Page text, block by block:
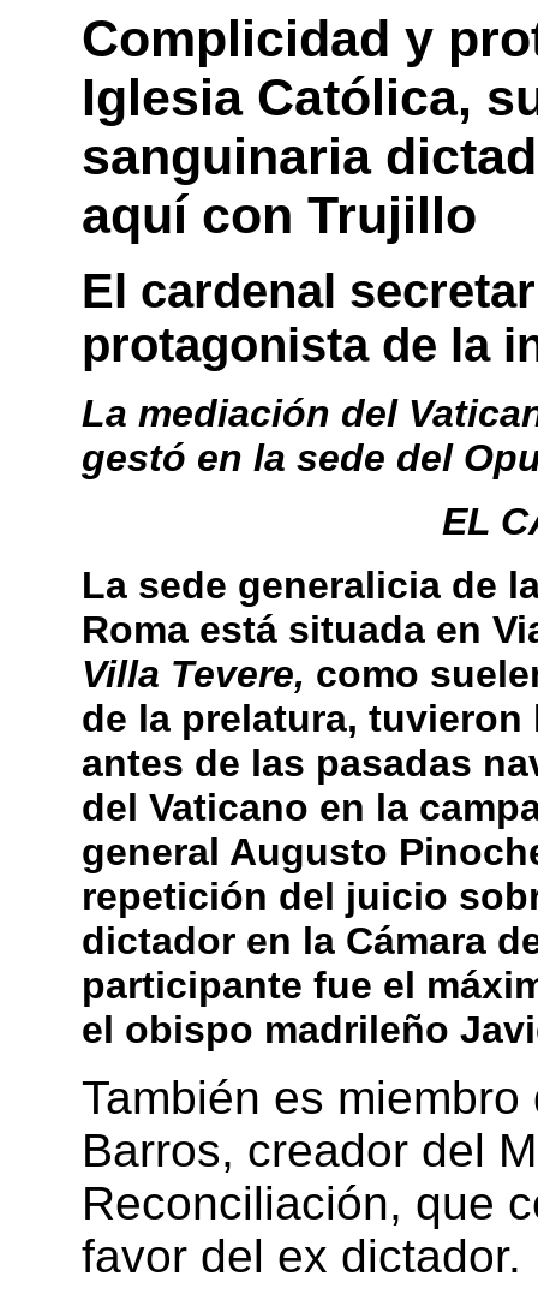
Complicidad y
Iglesia Católica,
sanguinaria
aquí con Trujillo
El cardenal
protagonista de la
La mediación del
gestó en la sede del
EL
La sede generalicia de
Roma está situada en
Villa Tevere, como
de la prelatura,
antes de las pasadas
del Vaticano en la
general Augusto
repetición del juicio
dictador en la Cámara
participante fue el
el obispo madrileño
También es
Barros, creador del
Reconciliación, que
favor del ex dictador.